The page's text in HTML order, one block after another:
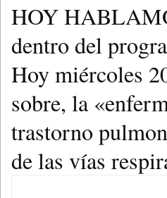
HOY
dentro del
Hoy miércoles
sobre, la
trastorno
de las vías